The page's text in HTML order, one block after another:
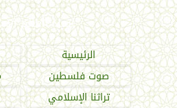
اتحاد العالم
الرئيسية
صوت فلسطين
تراثنا الإسلامي